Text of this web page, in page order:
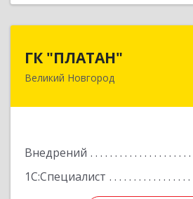
ГК "ПЛАТАН"
Великий Новгород
Внедрений
1С:Специалист
173003, Новгородская обл,